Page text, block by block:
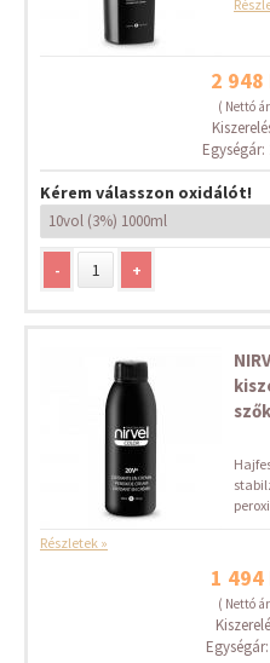
2
( Nettó
Kérem válasszon oxidálót!
- +
Részletek »
1
( Nettó